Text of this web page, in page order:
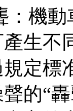
動車
生不
定標
的“